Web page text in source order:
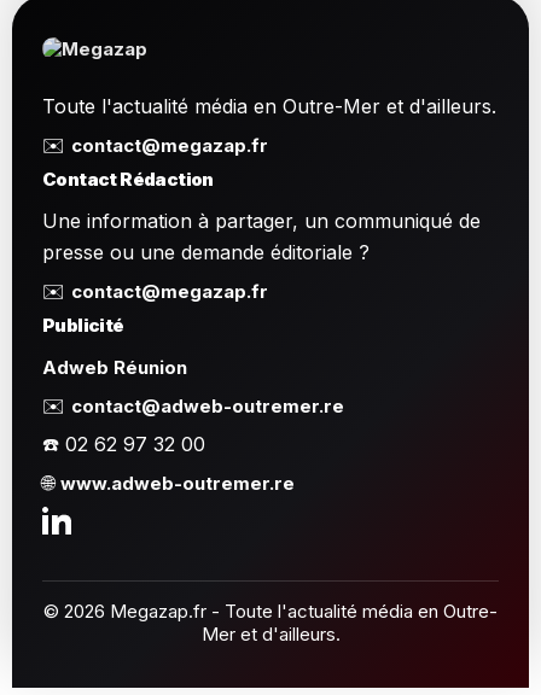
Toute l'actualité média en Outre-Mer et d'ailleurs.
✉️ contact@megazap.fr
Contact Rédaction
Une information à partager, un communiqué de
presse ou une demande éditoriale ?
✉️ contact@megazap.fr
Publicité
Adweb Réunion
✉️ contact@adweb-outremer.re
☎️ 02 62 97 32 00
🌐www.adweb-outremer.re
© 2026 Megazap.fr - Toute l'actualité média en Outre-
Mer et d'ailleurs.